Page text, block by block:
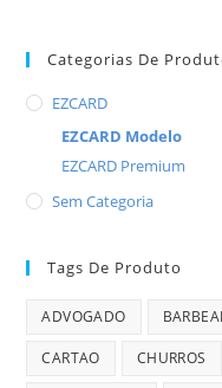
Categorias De
EZCARD
EZCARD Modelo
EZCARD Premium
Sem Categoria
Tags De Produto
ADVOGADO
CARTAO CHURROS